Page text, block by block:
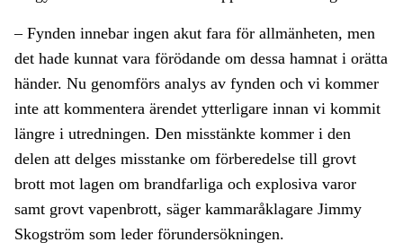
– Fynden innebar ingen akut fara för allmänheten, men
det hade kunnat vara förödande om dessa hamnat i orätta
händer. Nu genomförs analys av fynden och vi kommer
inte att kommentera ärendet ytterligare innan vi kommit
längre i utredningen. Den misstänkte kommer i den
delen att delges misstanke om förberedelse till grovt
brott mot lagen om brandfarliga och explosiva varor
samt grovt vapenbrott, säger kammaråklagare Jimmy
Skogström som leder förundersökningen.